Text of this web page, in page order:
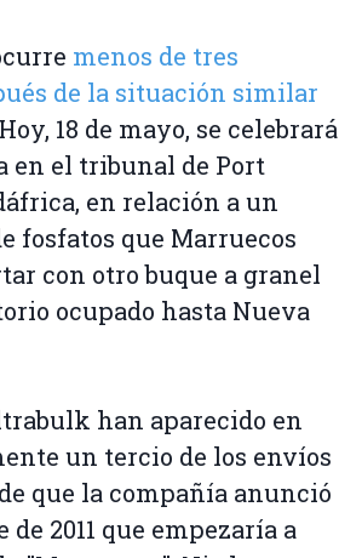
menos de tres
de la situación similar
18 de mayo, se celebrará
en el tribunal de Port
en relación a un
fosfatos que Marruecos
con otro buque a granel
ocupado hasta Nueva
han aparecido en
un tercio de los envíos
que la compañía anunció
2011 que empezaría a